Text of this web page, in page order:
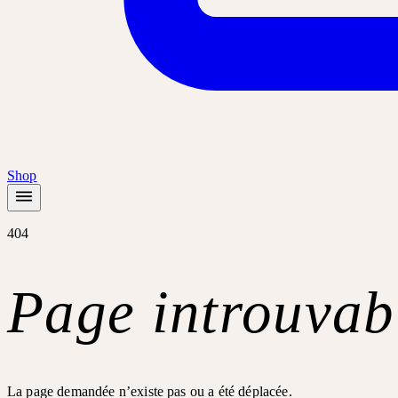
Shop
404
Page
La page demandée n’existe pas ou a été déplacée.